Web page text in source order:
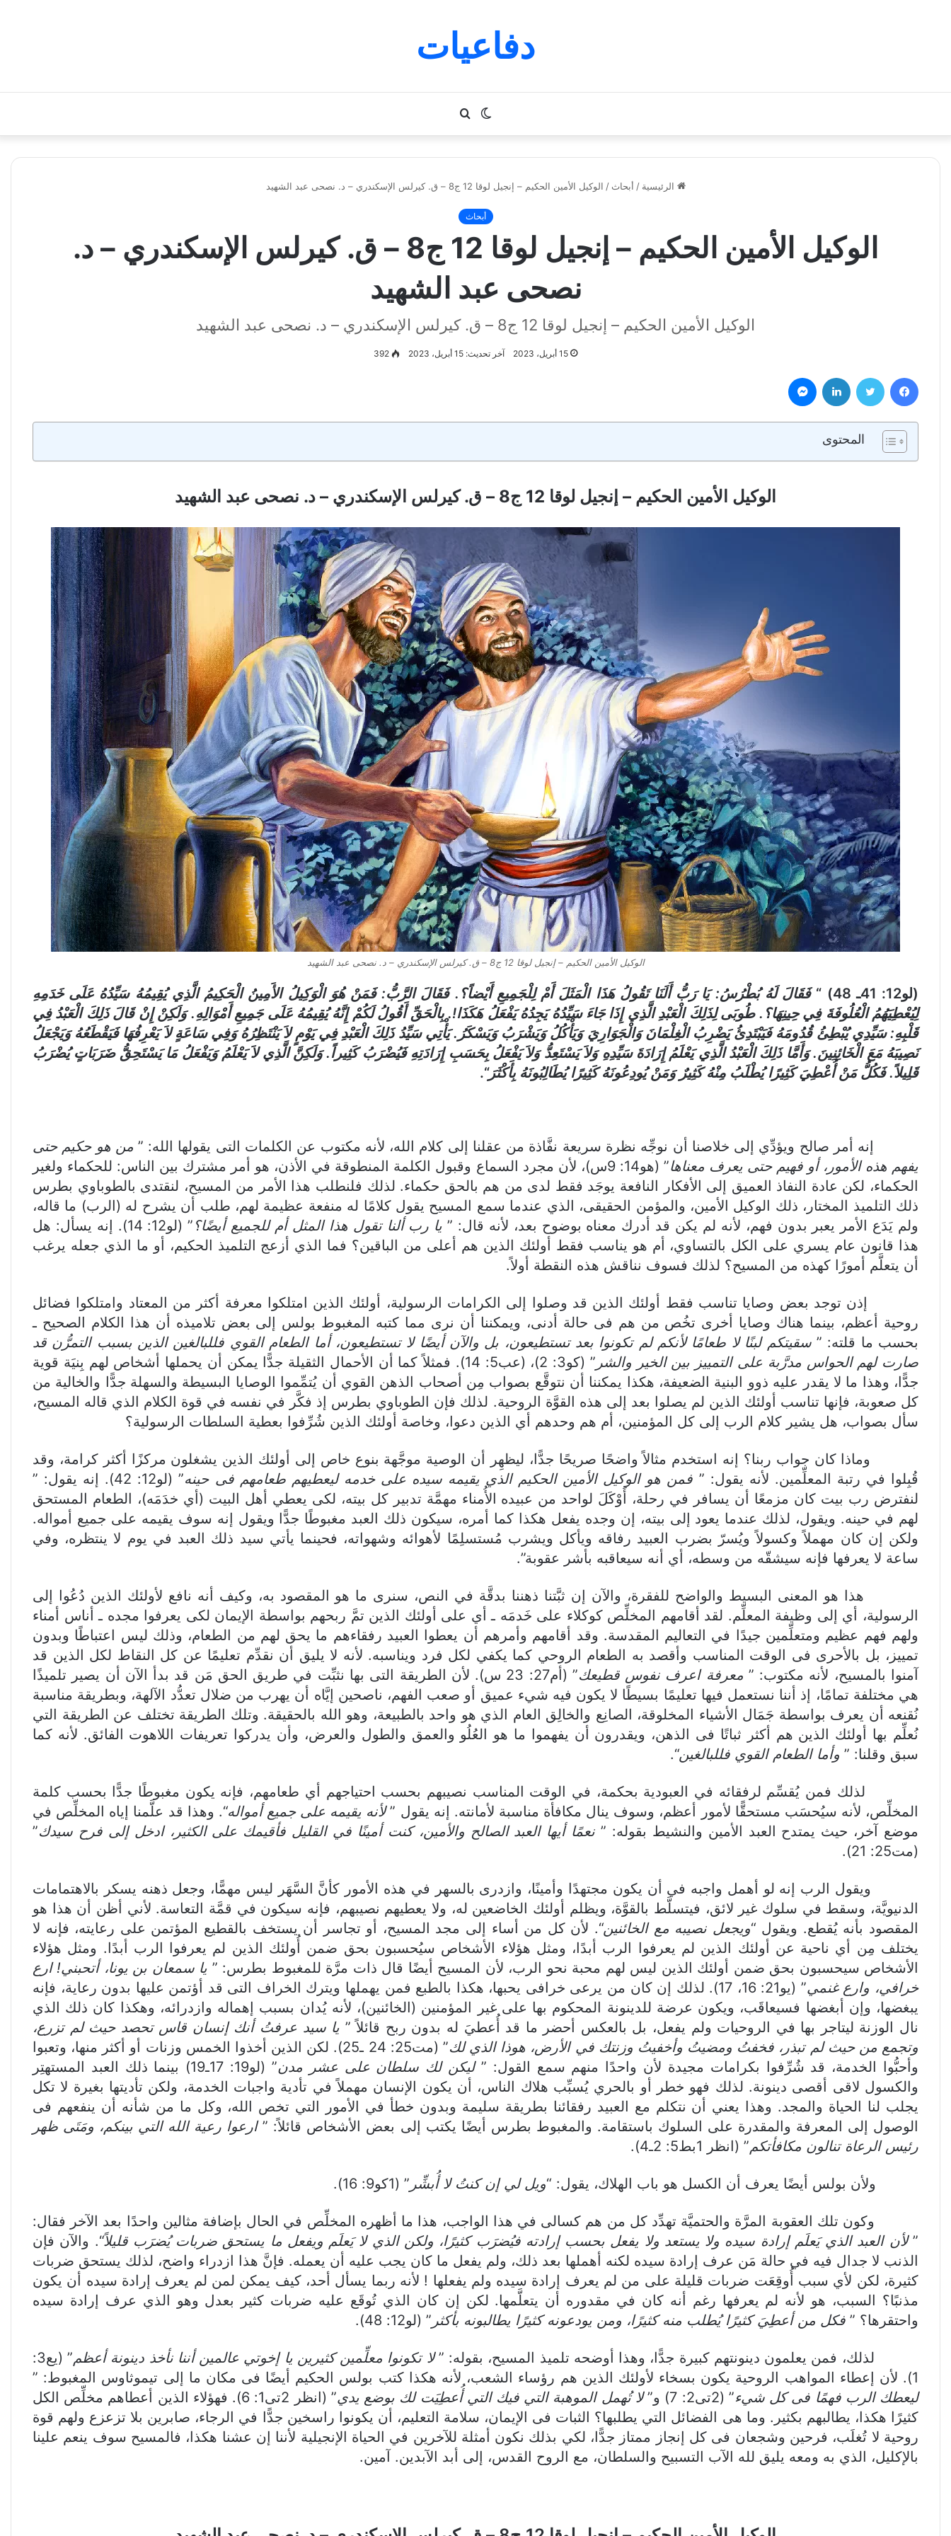
دفاعيات
بحث
عن
الوضع
المظلم
الرئيسية / أبحاث / الوكيل الأمين الحكيم – إنجيل لوقا 12 ج8 – ق. كيرلس الإسكندري – د. نصحى عبد الشهيد
أبحاث
الوكيل الأمين الحكيم – إنجيل لوقا 12 ج8 – ق. كيرلس الإسكندري – د.
نصحى عبد الشهيد
الوكيل الأمين الحكيم – إنجيل لوقا 12 ج8 – ق. كيرلس الإسكندري – د. نصحى عبد الشهيد
15 أبريل، 2023 آخر تحديث: 15 أبريل، 2023 392
فيسبوك تويتر لينكدإن
المحتوى
الوكيل الأمين الحكيم – إنجيل لوقا 12 ج8 – ق. كيرلس الإسكندري – د. نصحى عبد الشهيد
الوكيل الأمين الحكيم – إنجيل لوقا 12 ج8 – ق. كيرلس الإسكندري – د. نصحى عبد الشهيد
(لو12: 41ـ 48) “
فَقَالَ لَهُ بُطْرُسُ: يَا رَبُّ أَلَنَا تَقُولُ هَذَا الْمَثَلَ أَمْ لِلْجَمِيعِ أَيْضاً؟. فَقَالَ الرَّبُّ: فَمَنْ هُوَ الْوَكِيلُ الأَمِينُ الْحَكِيمُ الَّذِي يُقِيمُهُ سَيِّدُهُ عَلَى خَدَمِهِ
لِيُعْطِيَهُمُ الْعُلُوفَةَ فِي حِينِهَا؟. طُوبَى لِذَلِكَ الْعَبْدِ الَّذِي إِذَا جَاءَ سَيِّدُهُ يَجِدُهُ يَفْعَلُ هَكَذَا!. بِالْحَقِّ أَقُولُ لَكُمْ إِنَّهُ يُقِيمُهُ عَلَى جَمِيعِ أَمْوَالِهِ. وَلَكِنْ إِنْ قَالَ ذَلِكَ الْعَبْدُ فِي
قَلْبِهِ: سَيِّدِي يُبْطِئُ قُدُومَهُ فَيَبْتَدِئُ يَضْرِبُ الْغِلْمَانَ وَالْجَوَارِيَ وَيَأْكُلُ وَيَشْرَبُ وَيَسْكَرُ. يَأْتِي سَيِّدُ ذَلِكَ الْعَبْدِ فِي يَوْمٍ لاَ يَنْتَظِرُهُ وَفِي سَاعَةٍ لاَ يَعْرِفُهَا فَيَقْطَعُهُ وَيَجْعَلُ
نَصِيبَهُ مَعَ الْخَائِنِينَ. وَأَمَّا ذَلِكَ الْعَبْدُ الَّذِي يَعْلَمُ إِرَادَةَ سَيِّدِهِ وَلاَ يَسْتَعِدُّ وَلاَ يَفْعَلُ بِحَسَبِ إِرَادَتِهِ فَيُضْرَبُ كَثِيراً. وَلَكِنَّ الَّذِي لاَ يَعْلَمُ وَيَفْعَلُ مَا يَسْتَحِقُّ ضَرَبَاتٍ يُضْرَبُ
قَلِيلاً. فَكُلُّ مَنْ أُعْطِيَ كَثِيرًا يُطْلَبُ مِنْهُ كَثِيرٌ وَمَنْ يُودِعُونَهُ كَثِيرًا يُطَالِبُونَهُ بِأَكْثَرَ“.
إنه أمر صالح ويؤدِّي إلى خلاصنا أن نوجِّه نظرة سريعة نفَّاذة من عقلنا إلى كلام الله، لأنه مكتوب عن الكلمات التى يقولها الله: ” من هو حكيم حتى
يفهم هذه الأمور، أو فهيم حتى يعرف معناها
” (هو14: 9س)، لأن مجرد السماع وقبول الكلمة المنطوقة في الأذن، هو أمر مشترك بين الناس: للحكماء ولغير
الحكماء، لكن عادة النفاذ العميق إلى الأفكار النافعة يوجَد فقط لدى من هم بالحق حكماء. لذلك فلنطلب هذا الأمر من المسيح، لنقتدى بالطوباوي بطرس
ذلك التلميذ المختار، ذلك الوكيل الأمين، والمؤمن الحقيقى، الذي عندما سمع المسيح يقول كلامًا له منفعة عظيمة لهم، طلب أن يشرح له (الرب) ما قاله،
ولم يَدَع الأمر يعبر بدون فهم، لأنه لم يكن قد أدرك معناه بوضوح بعد، لأنه قال: ” يا ربألنا تقول هذا المثل أم للجميع أيضًا؟
” (لو12: 14). إنه يسأل: هل
هذا قانون عام يسري على الكل بالتساوي، أم هو يناسب فقط أولئك الذين هم أعلى من الباقين؟ فما الذي أزعج التلميذ الحكيم، أو ما الذي جعله يرغب
أن يتعلَّم أمورًا كهذه من المسيح؟ لذلك فسوف نناقش هذه النقطة أولاً.
إذن توجد بعض وصايا تناسب فقط أولئك الذين قد وصلوا إلى الكرامات الرسولية، أولئك الذين امتلكوا معرفة أكثر من المعتاد وامتلكوا فضائل
روحية أعظم، بينما هناك وصايا أخرى تخُص من هم فى حالة أدنى، ويمكننا أن نرى مما كتبه المغبوط بولس إلى بعض تلاميذه أن هذا الكلام الصحيح ـ
بحسب ما قلته: ”سقيتكم لبنًا لا طعامًا لأنكم لم تكونوا بعد تستطيعون، بل والآن أيضًا لا تستطيعون، أما الطعام القوي فللبالغين الذين بسبب التمرُّن قد
صارت لهم الحواس مدرَّبة على التمييز بين الخير والشر
” (كو3: 2)، (عب5: 14). فمثلاً كما أن الأحمال الثقيلة جدًّا يمكن أن يحملها أشخاص لهم بِنيَة قوية
جدًّا، وهذا ما لا يقدر عليه ذوو البنية الضعيفة، هكذا يمكننا أن نتوقَّع بصواب مِن أصحاب الذهن القوي أن يُتمِّموا الوصايا البسيطة والسهلة جدًّا والخالية من
كل صعوبة، فإنها تناسب أولئك الذين لم يصلوا بعد إلى هذه القوَّة الروحية. لذلك فإن الطوباوي بطرس إذ فكَّر في نفسه في قوة الكلام الذي قاله المسيح،
سأل بصواب، هل يشير كلام الرب إلى كل المؤمنين، أم هم وحدهم أي الذين دعوا، وخاصة أولئك الذين شُرِّفوا بعطية السلطات الرسولية؟
وماذا كان جواب ربنا؟ إنه استخدم مثالاً واضحًا صريحًا جدًّا، ليظهِر أن الوصية موجَّهة بنوع خاص إلى أولئك الذين يشغلون مركزًا أكثر كرامة، وقد
قُبِلوا في رتبة المعلِّمين. لأنه يقول: ” فمن هو الوكيل الأمين الحكيم الذي يقيمه سيده على خدمه ليعطيهم طعامهم فى حينه
” (لو12: 42). إنه يقول: ”
لنفترض رب بيت كان مزمعًا أن يسافر في رحلة، أَوْكَلَ لواحد من عبيده الأُمناء مهمَّة تدبير كل بيته، لكى يعطي أهل البيت (أي خدَمَه)، الطعام المستحق
لهم في حينه. ويقول، لذلك عندما يعود إلى بيته، إن وجده يفعل هكذا كما أمره، سيكون ذلك العبد مغبوطًا جدًّا ويقول إنه سوف يقيمه على جميع أمواله.
ولكن إن كان مهملاً وكسولاً ويُسرّ بضرب العبيد رفاقه ويأكل ويشرب مُستسلِمًا لأهوائه وشهواته، فحينما يأتي سيد ذلك العبد في يوم لا ينتظره، وفي
ساعة لا يعرفها فإنه سيشقّه من وسطه، أي أنه سيعاقبه بأشر عقوبة”.
هذا هو المعنى البسيط والواضح للفقرة، والآن إن ثبَّتنا ذهننا بدقَّة في النص، سنرى ما هو المقصود به، وكيف أنه نافع لأولئك الذين دُعُوا إلى
الرسولية، أي إلى وظيفة المعلِّم. لقد أقامهم المخلِّص كوكلاء على خَدمَه ـ أي على أولئك الذين تمَّ ربحهم بواسطة الإيمان لكى يعرفوا مجده ـ أناس أمناء
ولهم فهم عظيم ومتعلِّمين جيدًا في التعاليم المقدسة. وقد أقامهم وأمرهم أن يعطوا العبيد رفقاءهم ما يحق لهم من الطعام، وذلك ليس اعتباطًا وبدون
تمييز، بل بالأحرى فى الوقت المناسب وأقصد به الطعام الروحي كما يكفي لكل فرد ويناسبه. لأنه لا يليق أن نقدِّم تعليمًا عن كل النقاط لكل الذين قد
آمنوا بالمسيح، لأنه مكتوب: ” معرفة اعرف نفوس قطيعك
” (أم27: 23 س). لأن الطريقة التى بها نثبِّت في طريق الحق مَن قد بدأ الآن أن يصير تلميذًا
هي مختلفة تمامًا، إذ أننا نستعمل فيها تعليمًا بسيطًا لا يكون فيه شيء عميق أو صعب الفهم، ناصحين إيَّاه أن يهرب من ضلال تعدُّد الآلهة، وبطريقة مناسبة
نُقنعه أن يعرف بواسطة جَمَال الأشياء المخلوقة، الصانِع والخالِق العام الذي هو واحد بالطبيعة، وهو الله بالحقيقة. وتلك الطريقة تختلف عن الطريقة التي
نُعلِّم بها أولئك الذين هم أكثر ثباتًا فى الذهن، ويقدرون أن يفهموا ما هو العُلُو والعمق والطول والعرض، وأن يدركوا تعريفات اللاهوت الفائق. لأنه كما
سبق وقلنا: ” وأما الطعام القوي فللبالغين“.
لذلك فمن يُقسِّم لرفقائه في العبودية بحكمة، في الوقت المناسب نصيبهم بحسب احتياجهم أي طعامهم، فإنه يكون مغبوطًا جدًّا بحسب كلمة
المخلِّص، لأنه سيُحسَب مستحقًّا لأمور أعظم، وسوف ينال مكافأة مناسبة لأمانته. إنه يقول ”لأنه يقيمه على جميع أمواله“. وهذا قد علَّمنا إياه المخلِّص في
موضع آخر، حيث يمتدح العبد الأمين والنشيط بقوله: ” نعمًا أيها العبد الصالح والأمين، كنت أمينًا في القليل فأقيمك على الكثير، ادخل إلى فرح سيدك”
(مت25: 21).
ويقول الرب إنه لو أهمل واجبه في أن يكون مجتهدًا وأمينًا، وازدرى بالسهر في هذه الأمور كأنَّ السَّهَر ليس مهمًّا، وجعل ذهنه يسكر بالاهتمامات
الدنيويَّة، وسقط في سلوك غير لائق، فيتسلَّط بالقوَّة، ويظلم أولئك الخاضعين له، ولا يعطيهم نصيبهم، فإنه سيكون في قمَّة التعاسة. لأني أظن أن هذا هو
المقصود بأنه يُقطع. ويقول “ويجعل نصيبه مع الخائنين“. لأن كل من أساء إلى مجد المسيح، أو تجاسر أن يستخف بالقطيع المؤتمن على رعايته، فإنه لا
يختلف مِن أي ناحية عن أولئك الذين لم يعرفوا الرب أبدًا، ومثل هؤلاء الأشخاص سيُحسبون بحق ضمن أُولئك الذين لم يعرفوا الرب أبدًا. ومثل هؤلاء
الأشخاص سيحسبون بحق ضمن أولئك الذين ليس لهم محبة نحو الرب، لأن المسيح أيضًا قال ذات مرَّة للمغبوط بطرس: ” يا سمعان بن يونا، أتحبني! ارع
خرافي، وارع غنمي
” (يو21: 16، 17). لذلك إن كان من يرعى خرافى يحبها، هكذا بالطبع فمن يهملها ويترك الخراف التى قد أؤتمن عليها بدون رعاية، فإنه
يبغضها، وإن أبغضها فسيعاقَب، ويكون عرضة للدينونة المحكوم بها على غير المؤمنين (الخائنين)، لأنه يُدان بسبب إهماله وازدرائه، وهكذا كان ذلك الذي
نال الوزنة ليتاجر بها في الروحيات ولم يفعل، بل بالعكس أحضر ما قد أُعطيَ له بدون ربح قائلاً ” يا سيد عرفتُ أنك إنسان قاس تحصد حيث لم تزرع،
وتجمع من حيث لم تبذر، فخفتُ ومضيتُ وأخفيتُ وزنتك في الأرض، هوذا الذي لك
” (مت25: 24 ـ25). لكن الذين أخذوا الخمس وزنات أو أكثر منها، وتعبوا
وأحبُّوا الخدمة، قد شُرِّفوا بكرامات مجيدة لأن واحدًا منهم سمع القول: ”ليكن لك سلطان على عشر مدن
” (لو19: 17ـ19) بينما ذلك العبد المستهتِر
والكسول لاقى أقصى دينونة. لذلك فهو خطر أو بالحري يُسبِّب هلاك الناس، أن يكون الإنسان مهملاً في تأدية واجبات الخدمة، ولكن تأديتها بغيرة لا تكل
يجلب لنا الحياة والمجد. وهذا يعني أن نتكلم مع العبيد رفقائنا بطريقة سليمة وبدون خطأ في الأمور التي تخص الله، وكل ما من شأنه أن ينفعهم فى
الوصول إلى المعرفة والمقدرة على السلوك باستقامة. والمغبوط بطرس أيضًا يكتب إلى بعض الأشخاص قائلاً: ”ارعوا رعية الله التي بينكم، ومَتَى ظهر
رئيس الرعاة تنالون مكافأتكم” (انظر 1بط5: 2ـ4).
ولأن بولس أيضًا يعرف أن الكسل هو باب الهلاك، يقول: “ويل لي إن كنتُ لا أُبشِّر ” (1كو9: 16).
وكون تلك العقوبة المرَّة والحتميَّة تهدِّد كل من هم كسالى في هذا الواجب، هذا ما أظهره المخلِّص في الحال بإضافة مثالين واحدًا بعد الآخر فقال:
”لأن العبد الذي يَعلَم إرادة سيده ولا يستعد ولا يفعل بحسب إرادته فيُضرَب كثيرًا، ولكن الذي لا يَعلَم ويفعل ما يستحق ضربات يضرَب قليلاً“. والآن فإن
الذنب لا جدال فيه في حالة مَن عرف إرادة سيده لكنه أهملها بعد ذلك، ولم يفعل ما كان يجب عليه أن يعمله. فإنَّ هذا ازدراء واضح، لذلك يستحق ضربات
كثيرة، لكن لأي سبب أُوقِعَت ضربات قليلة على من لم يعرف إرادة سيده ولم يفعلها ! لأنه ربما يسأل أحد، كيف يمكن لمن لم يعرف إرادة سيده أن يكون
مذنبًا؟ السبب، هو لأنه لم يعرفها رغم أنه كان في مقدوره أن يتعلَّمها. لكن إن كان الذي تُوقَع عليه ضربات كثير بعدل وهو الذي عرف إرادة سيده
واحتقرها؟ ” فكل من أعطِيَ كثيرًا يُطلب منه كثيرًا، ومن يودعونه كثيرًا يطالبونه بأكثر ” (لو12: 48).
لذلك، فمن يعلمون دينونتهم كبيرة جدًّا، وهذا أوضحه تلميذ المسيح، بقوله: ”لا تكونوا معلِّمين كثيرين يا إخوتي عالمين أننا نأخذ دينونة أعظم
” (يع3:
1). لأن إعطاء المواهب الروحية يكون بسخاء لأولئك الذين هم رؤساء الشعب، لأنه هكذا كتب بولس الحكيم أيضًا فى مكان ما إلى تيموثاوس المغبوط: ”
ليعطك الرب فهمًا فى كل شيء” (2تى2: 7) و” لا تُهمل الموهبة التي فيك التي أُعطِيَت لك بوضع يدي
” (انظر 2تى1: 6). فهؤلاء الذين أعطاهم مخلِّص الكل
كثيرًا هكذا، يطالبهم بكثير. وما هى الفضائل التي يطلبها؟ الثبات فى الإيمان، سلامة التعليم، أن يكونوا راسخين جدًّا في الرجاء، صابرين بلا تزعزع ولهم قوة
روحية لا تُغلَب، فرحين وشجعان فى كل إنجاز ممتاز جدًّا، لكي بذلك نكون أمثلة للآخرين في الحياة الإنجيلية لأننا إن عشنا هكذا، فالمسيح سوف ينعم علينا
بالإكليل، الذي به ومعه يليق لله الآب التسبيح والسلطان، مع الروح القدس، إلى أبد الآبدين. آمين.